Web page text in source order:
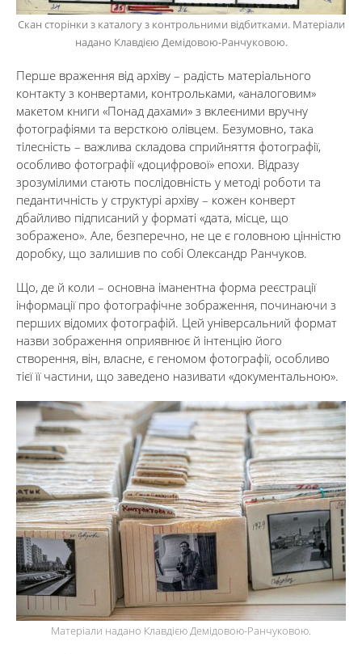
Скан сторінки з каталогу з контрольними відбитками. Матеріали
надано Клавдією Демідовою-Ранчуковою.
Перше враження від архіву – радість матеріального
контакту з конвертами, контрольками, «аналоговим»
макетом книги «Понад дахами» з вклеєними вручну
фотографіями та версткою олівцем. Безумовно, така
тілесність – важлива складова сприйняття фотографії,
особливо фотографії «доцифрової» епохи. Відразу
зрозумілими стають послідовність у методі роботи та
педантичність у структурі архіву – кожен конверт
дбайливо підписаний у форматі «дата, місце, що
зображено». Але, безперечно, не це є головною цінністю
доробку, що залишив по собі Олександр Ранчуков.
Що, де й коли – основна іманентна форма реєстрації
інформації про фотографічне зображення, починаючи з
перших відомих фотографій. Цей універсальний формат
назви зображення оприявнює й інтенцію його
створення, він, власне, є геномом фотографії, особливо
тієї її частини, що заведено називати «документальною».
Матеріали надано Клавдією Демідовою-Ранчуковою.